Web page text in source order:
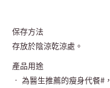
保存方法
存放於陰涼乾涼處。
產品用途
• 為醫生推薦的瘦身代餐#